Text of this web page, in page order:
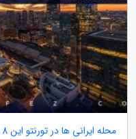
محله ایرانی ها در تورنتو این 8 تان